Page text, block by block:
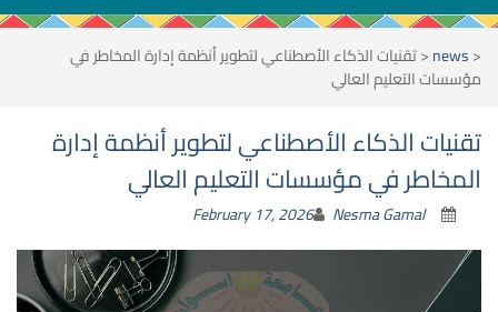
<
news
<تقنيات الذكاء الأصطناعي لتطوير أنظمة إدارة المخاطر في
مؤسسات التعليم العالي
تقنيات الذكاء الأصطناعي لتطوير أنظمة إدارة
المخاطر في مؤسسات التعليم العالي
February 17, 2026 Nesma Gamal